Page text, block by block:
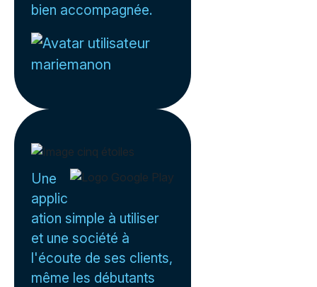
bien accompagnée.
mariemanon
Une
applic
ation simple à utiliser
et une société à
l'écoute de ses clients,
même les débutants